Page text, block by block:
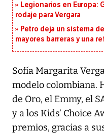
Legionarios en Europa:
rodaje para Vergara
Petro deja un sistema
mayores barreras y una
Sofía Margarita
modelo colombiana.
de Oro, el Emmy, el
y a los Kids’ Choice
premios, gracias a